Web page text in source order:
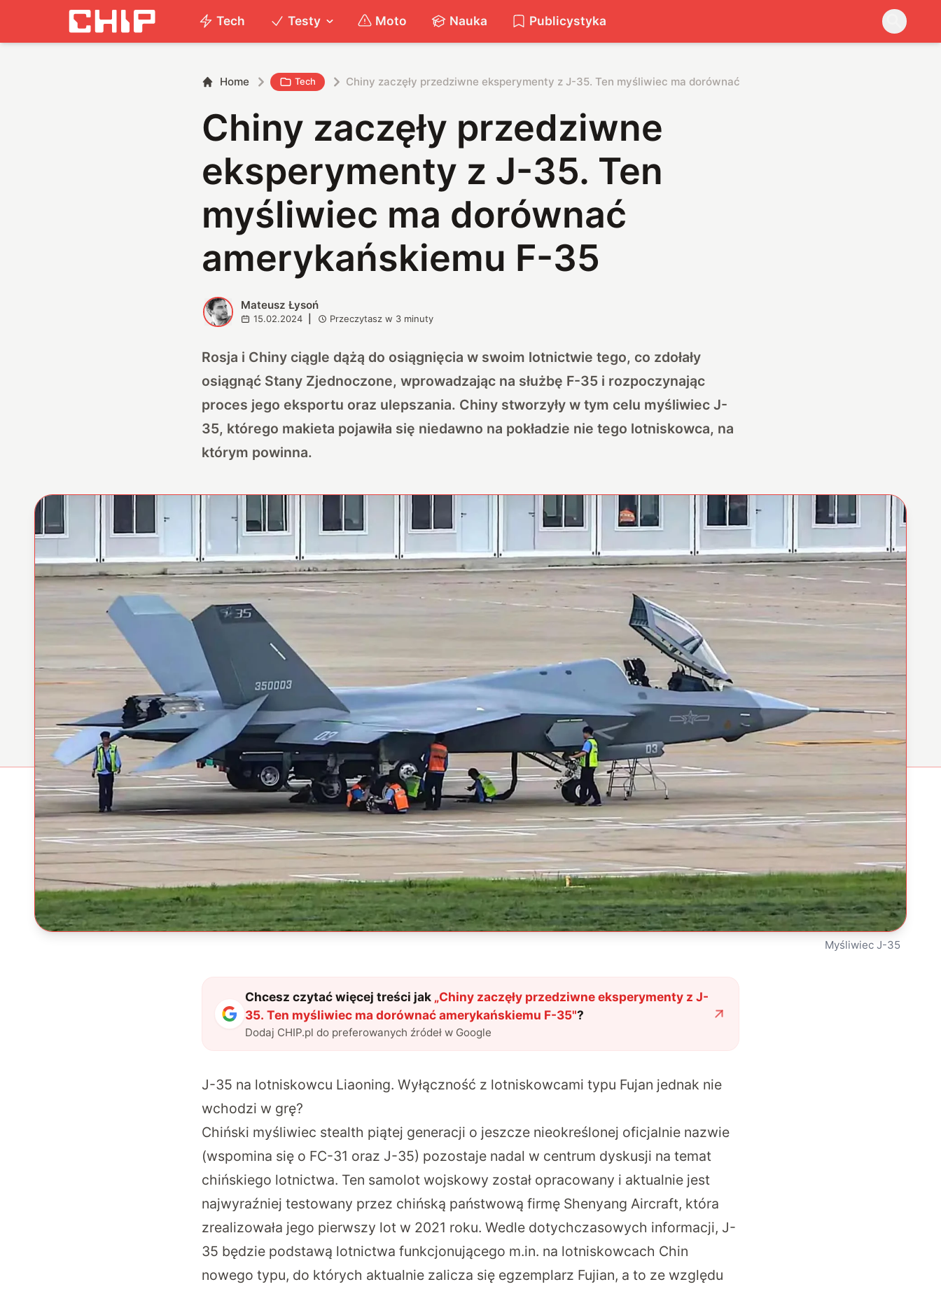
Tech Testy Moto Nauka Publicystyka
Home Tech Chiny zaczęły przedziwne eksperymenty z J-35. Ten myśliwiec ma dorównać amerykańskiemu F-35
Chiny zaczęły przedziwne
eksperymenty z J-35. Ten
myśliwiec ma dorównać
amerykańskiemu F-35
M Mateusz Łysoń
15.02.2024 Przeczytasz w 3 minuty
Rosja i Chiny ciągle dążą do osiągnięcia w swoim lotnictwie tego, co zdołały
osiągnąć Stany Zjednoczone, wprowadzając na służbę F-35 i rozpoczynając
proces jego eksportu oraz ulepszania. Chiny stworzyły w tym celu myśliwiec J-
35, którego makieta pojawiła się niedawno na pokładzie nie tego lotniskowca, na
którym powinna.
Myśliwiec J-35
Chcesz czytać więcej treści jak „Chiny zaczęły przedziwne eksperymenty z J-
35. Ten myśliwiec ma dorównać amerykańskiemu F-35"?
Dodaj CHIP.pl do preferowanych źródeł w Google
J-35 na lotniskowcu Liaoning. Wyłączność z lotniskowcami typu Fujan jednak nie
wchodzi w grę?
Chiński myśliwiec stealth piątej generacji o jeszcze nieokreślonej oficjalnie nazwie
(wspomina się o FC-31 oraz J-35) pozostaje nadal w centrum dyskusji na temat
chińskiego lotnictwa. Ten samolot wojskowy został opracowany i aktualnie jest
najwyraźniej testowany przez chińską państwową firmę Shenyang Aircraft, która
zrealizowała jego pierwszy lot w 2021 roku. Wedle dotychczasowych informacji, J-
35 będzie podstawą lotnictwa funkcjonującego m.in. na lotniskowcach Chin
nowego typu, do których aktualnie zalicza się egzemplarz Fujian, a to ze względu